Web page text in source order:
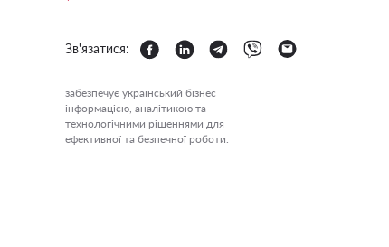
Зв'язатися:
забезпечує український бізнес
інформацією, аналітикою та
технологічними рішеннями для
ефективної та безпечної роботи.